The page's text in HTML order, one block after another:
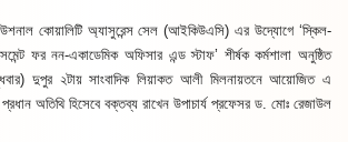
কোয়ালিটি অ্যাসুরেন্স সেল (আইকিউএসি) এর উদ্যোগে ‘স্কিল-
ফর নন-একাডেমিক অফিসার এন্ড স্টাফ’ শীর্ষক কর্মশালা অনুষ্ঠিত
দুপুর ২টায় সাংবাদিক লিয়াকত আলী মিলনায়তনে আয়োজিত এ
প্রধান অতিথি হিসেবে বক্তব্য রাখেন উপাচার্য প্রফেসর ড. মোঃ রেজাউল